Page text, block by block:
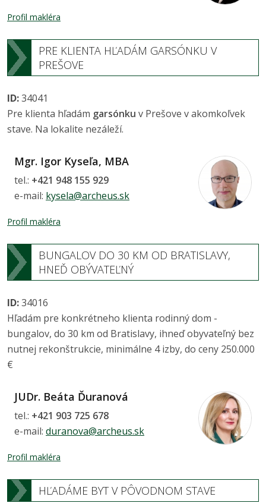
Profil makléra
PRE KLIENTA HĽADÁM GARSÓNKU V
PREŠOVE
ID:34041
Pre klienta hľadám garsónku v Prešove v akomkoľvek
stave. Na lokalite nezáleží.
Mgr. Igor Kyseľa, MBA
tel.: +421 948 155 929
e-mail: kysela@archeus.sk
Profil makléra
BUNGALOV DO 30 KM OD BRATISLAVY,
HNEĎ OBÝVATEĽNÝ
ID:34016
Hľadám pre konkrétneho klienta rodinný dom -
bungalov, do 30 km od Bratislavy, ihneď obyvateľný bez
nutnej rekonštrukcie, minimálne 4 izby, do ceny 250.000
€
JUDr. Beáta Ďuranová
tel.: +421 903 725 678
e-mail: duranova@archeus.sk
Profil makléra
HĽADÁME BYT V PÔVODNOM STAVE